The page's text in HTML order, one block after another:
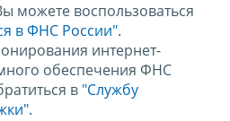
можете воспользоваться
в ФНС России".
интернет-
обеспечения ФНС
в "Службу